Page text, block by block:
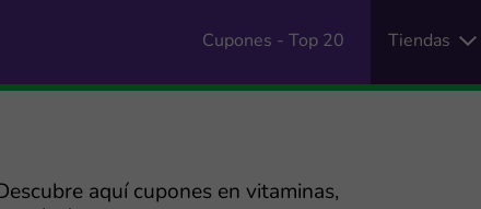
Cupones - Top 20 Tiendas
aquí cupones en vitaminas,